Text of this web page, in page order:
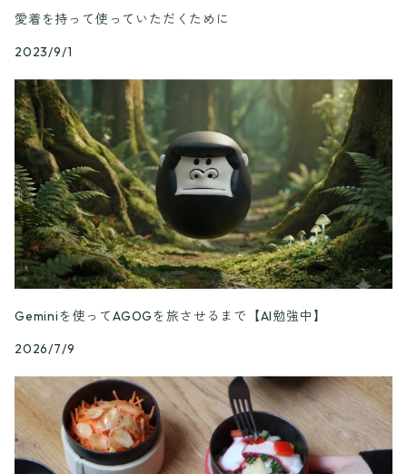
愛着を持って使っていただくために
2023/9/1
Geminiを使ってAGOGを旅させるまで【AI勉強中】
2026/7/9